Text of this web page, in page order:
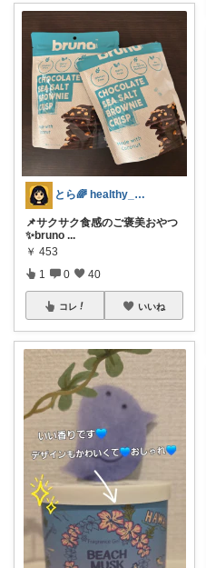
とら🌈 healthy_simple
📌サクサク食感のご褒美おやつ
✨bruno ...
￥ 453
1 0 40
コレ いいね